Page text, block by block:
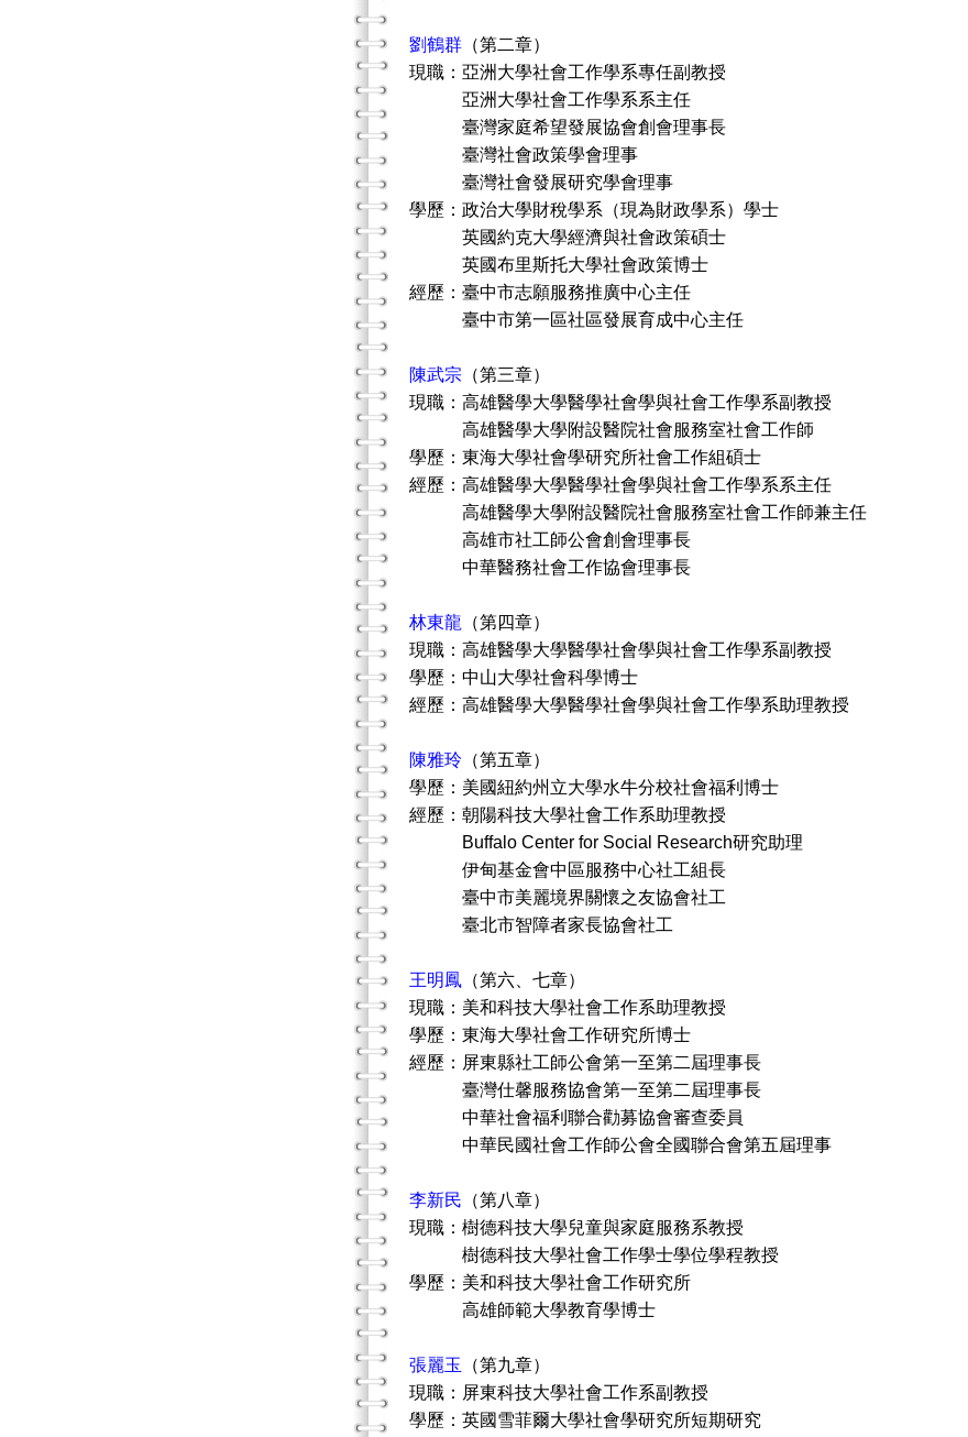
劉鶴群 （第二章）
現職：亞洲大學社會工作學系專任副教授
亞洲大學社會工作學系系主任
臺灣家庭希望發展協會創會理事長
臺灣社會政策學會理事
臺灣社會發展研究學會理事
學歷：政治大學財稅學系（現為財政學系）學士
英國約克大學經濟與社會政策碩士
英國布里斯托大學社會政策博士
經歷：臺中市志願服務推廣中心主任
臺中市第一區社區發展育成中心主任
陳武宗 （第三章）
現職：高雄醫學大學醫學社會學與社會工作學系副教授
高雄醫學大學附設醫院社會服務室社會工作師
學歷：東海大學社會學研究所社會工作組碩士
經歷：高雄醫學大學醫學社會學與社會工作學系系主任
高雄醫學大學附設醫院社會服務室社會工作師兼主任
高雄市社工師公會創會理事長
中華醫務社會工作協會理事長
林東龍 （第四章）
現職：高雄醫學大學醫學社會學與社會工作學系副教授
學歷：中山大學社會科學博士
經歷：高雄醫學大學醫學社會學與社會工作學系助理教授
陳雅玲 （第五章）
學歷：美國紐約州立大學水牛分校社會福利博士
經歷：朝陽科技大學社會工作系助理教授
Buffalo Center for Social Research研究助理
伊甸基金會中區服務中心社工組長
臺中市美麗境界關懷之友協會社工
臺北市智障者家長協會社工
王明鳳 （第六、七章）
現職：美和科技大學社會工作系助理教授
學歷：東海大學社會工作研究所博士
經歷：屏東縣社工師公會第一至第二屆理事長
臺灣仕馨服務協會第一至第二屆理事長
中華社會福利聯合勸募協會審查委員
中華民國社會工作師公會全國聯合會第五屆理事
李新民 （第八章）
現職：樹德科技大學兒童與家庭服務系教授
樹德科技大學社會工作學士學位學程教授
學歷：美和科技大學社會工作研究所
高雄師範大學教育學博士
張麗玉
（第九章）
現職：屏東科技大學社會工作系副教授
學歷：英國雪菲爾大學社會學研究所短期研究